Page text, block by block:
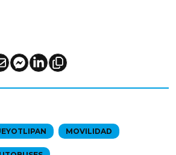
MOVILIDAD